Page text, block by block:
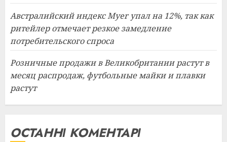
Австралийский индекс Myer упал на 12%, так как
ритейлер отмечает резкое замедление
потребительского спроса
Розничные продажи в Великобритании растут в
месяц распродаж, футбольные майки и плавки
растут
ОСТАННІ КОМЕНТАРІ